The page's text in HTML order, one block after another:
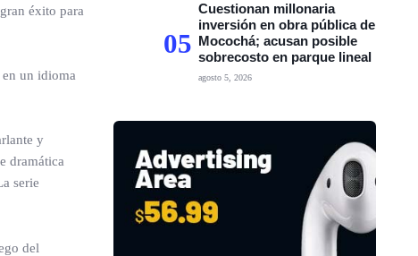
éxito para
un idioma
y
dramática
serie
del
05
Cuestionan millonaria
inversión en obra pública de
Mocochá; acusan posible
sobrecosto en parque lineal
agosto 5, 2026